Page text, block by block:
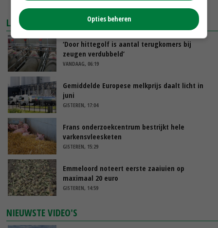
LAATSTE NIEUWS
‘Door hittegolf is aantal terugkomers bij
zeugen verdubbeld’
VANDAAG, 06:19
Gemiddelde Europese melkprijs daalt licht in
juni
GISTEREN, 17:04
Frans onderzoekcentrum bestrijkt hele
varkensvleesketen
GISTEREN, 15:29
Emmeloord noteert eerste zaaiuien op
maximaal 20 euro
GISTEREN, 14:59
NIEUWSTE VIDEO'S
Opties beheren